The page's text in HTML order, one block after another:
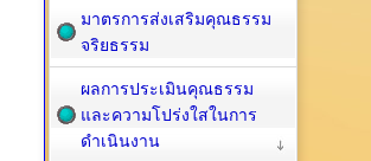
มาตรการส่งเสริมคุณธรรม
จริยธรรม
ผลการประเมินคุณธรรม
และความโปร่งใสในการ
ดำเนินงาน